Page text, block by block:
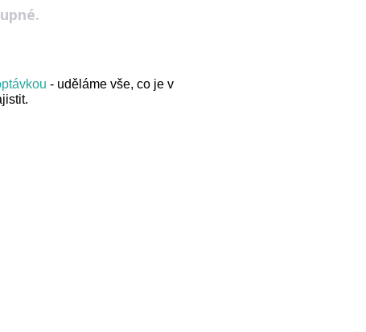
- uděláme vše, co je v